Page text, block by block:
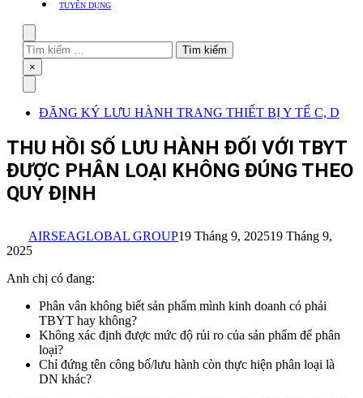
TUYỂN DỤNG
Tìm
kiếm
cho:
Close
×
ĐĂNG KÝ LƯU HÀNH TRANG THIẾT BỊ Y TẾ C, D
THU HỒI SỐ LƯU HÀNH ĐỐI VỚI TBYT
ĐƯỢC PHÂN LOẠI KHÔNG ĐÚNG THEO
QUY ĐỊNH
AIRSEAGLOBAL GROUP19 Tháng 9, 202519 Tháng 9,
2025
Anh chị có đang:
Phân vân không biết sản phẩm mình kinh doanh có phải
TBYT hay không?
Không xác định được mức độ rủi ro của sản phẩm để phân
loại?
Chỉ đứng tên công bố/lưu hành còn thực hiện phân loại là
DN khác?